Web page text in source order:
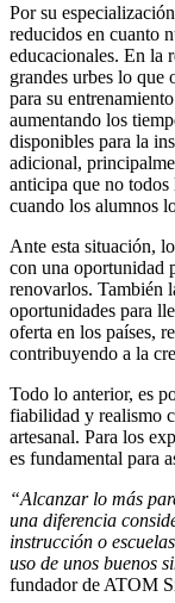
Por su
reducidos en cuanto
educacionales. En la
grandes urbes lo que
para su
aumentando los
disponibles para la
adicional,
anticipa que no todos
cuando los alumnos
Ante esta situación,
con una oportunidad
renovarlos. También
oportunidades para
oferta en los países,
contribuyendo a la
Todo lo anterior, es
fiabilidad y realismo
artesanal. Para los
es fundamental para
“Alcanzar lo más
una diferencia
instrucción o
uso de unos buenos
fundador de ATOM